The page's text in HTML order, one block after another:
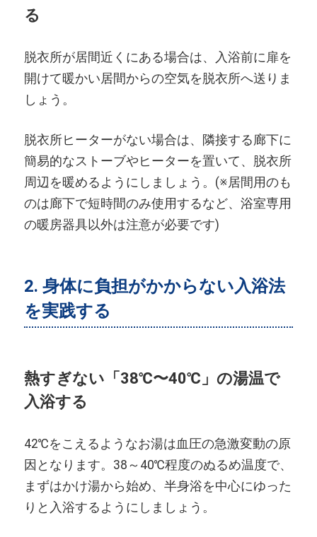
る
脱衣所が居間近くにある場合は、入浴前に扉を
開けて暖かい居間からの空気を脱衣所へ送りま
しょう。
脱衣所ヒーターがない場合は、隣接する廊下に
簡易的なストーブやヒーターを置いて、脱衣所
周辺を暖めるようにしましょう。(※居間用のも
のは廊下で短時間のみ使用するなど、浴室専用
の暖房器具以外は注意が必要です)
2. 身体に負担がかからない入浴法
を実践する
熱すぎない「38℃〜40℃」の湯温で
入浴する
42℃をこえるようなお湯は血圧の急激変動の原
因となります。38～40℃程度のぬるめ温度で、
まずはかけ湯から始め、半身浴を中心にゆった
りと入浴するようにしましょう。